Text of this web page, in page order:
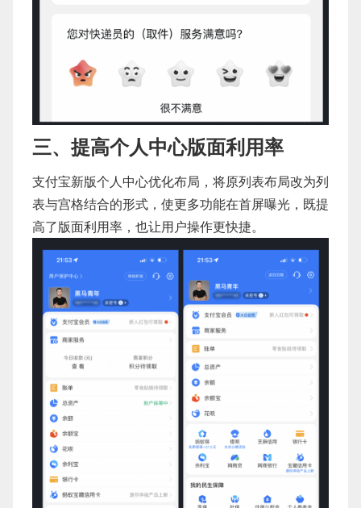
三、提高个人中心版面利用率
支付宝新版个人中心优化布局，将原列表布局改为列
表与宫格结合的形式，使更多功能在首屏曝光，既提
高了版面利用率，也让用户操作更快捷。